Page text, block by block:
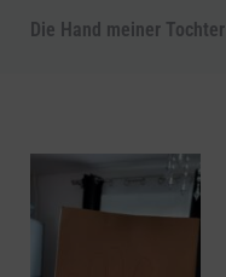
Die Hand meiner Tochter